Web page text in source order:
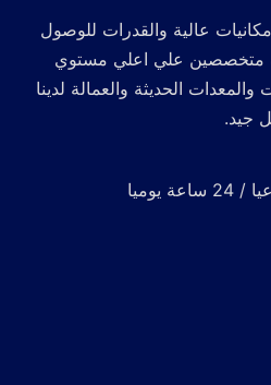
عالية والقدرات للوصول
متخصصين علي اعلي مستوي
والمعدات الحديثة والعمالة لدينا
جيد.